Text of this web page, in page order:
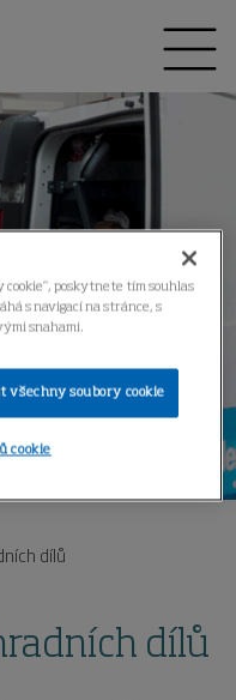
dílů
dílů
poskytnete tím souhlas
s navigací na stránce, s
snahami.
všechny soubory cookie
cookie